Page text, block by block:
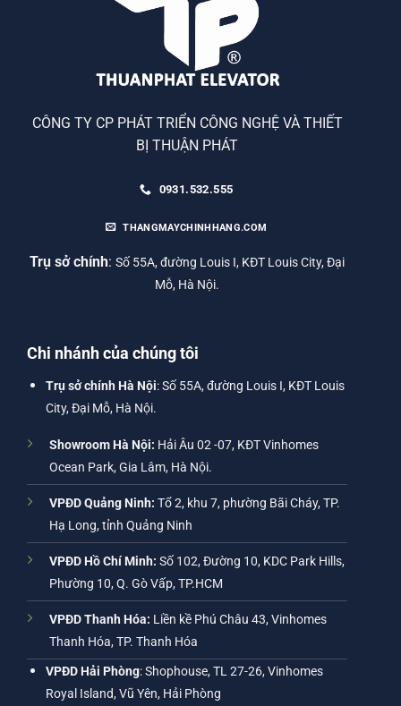
CÔNG TY CP PHÁT TRIỂN CÔNG NGHỆ VÀ THIẾT
BỊ THUẬN PHÁT
0931.532.555
THANGMAYCHINHHANG.COM
Trụ sở chính: Số 55A, đường Louis I, KĐT Louis City, Đại
Mỗ, Hà Nội.
Chi nhánh của chúng tôi
Trụ sở chính Hà Nội: Số 55A, đường Louis I, KĐT Louis
City, Đại Mỗ, Hà Nội.
Showroom Hà Nội: Hải Âu 02 -07, KĐT Vinhomes
Ocean Park, Gia Lâm, Hà Nội.
VPĐD Quảng Ninh: Tổ 2, khu 7, phường Bãi Cháy, TP.
Hạ Long, tỉnh Quảng Ninh
VPĐD Hồ Chí Minh: Số 102, Đường 10, KDC Park Hills,
Phường 10, Q. Gò Vấp, TP.HCM
VPĐD Thanh Hóa: Liền kề Phú Châu 43, Vinhomes
Thanh Hóa, TP. Thanh Hóa
VPĐD Hải Phòng: Shophouse, TL 27-26, Vinhomes
Royal Island, Vũ Yên, Hải Phòng